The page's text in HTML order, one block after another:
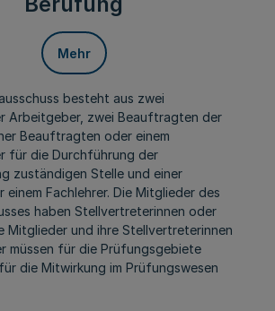
Mehr
besteht aus zwei
Arbeitgeber, zwei Beauftragten der
Beauftragten oder einem
für die Durchführung der
zuständigen Stelle und einer
einem Fachlehrer. Die Mitglieder des
haben Stellvertreterinnen oder
Mitglieder und ihre Stellvertreterinnen
müssen für die Prüfungsgebiete
die Mitwirkung im Prüfungswesen